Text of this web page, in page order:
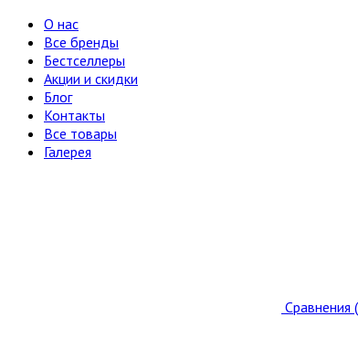
О нас
Все бренды
Бестселлеры
Акции и скидки
Блог
Контакты
Все товары
Галерея
Сравнения